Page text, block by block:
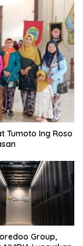
Tumoto Ing Roso
Group,